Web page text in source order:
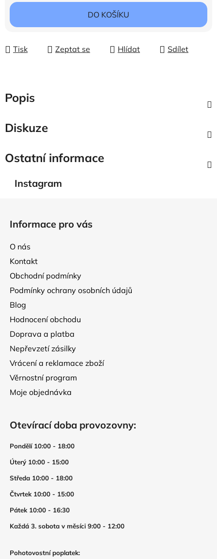
Měrná cena:
DO KOŠÍKU
Tisk Zeptat se Hlídat Sdílet
Popis
Diskuze
Ostatní informace
Instagram
Informace pro vás
O nás
Kontakt
Obchodní podmínky
Podmínky ochrany osobních údajů
Blog
Hodnocení obchodu
Doprava a platba
Nepřevzetí zásilky
Vrácení a reklamace zboží
Věrnostní program
Moje objednávka
Otevírací doba provozovny:
Pondělí 10:00 - 18:00
Úterý 10:00 - 15:00
Středa 10:00 - 18:00
Čtvrtek 10:00 - 15:00
Pátek 10:00 - 16:30
Každá 3. sobota v měsíci 9:00 - 12:00
Pohotovostní poplatek: